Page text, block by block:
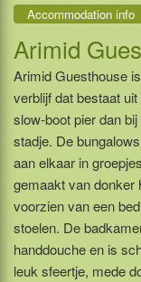
Accommodation info
Arimid
Arimid Guesthouse
verblijf dat bestaat
slow-boot pier dan
stadje. De
aan elkaar in
gemaakt van donker
voorzien van een
stoelen. De
handdouche en is
leuk sfeertje, mede